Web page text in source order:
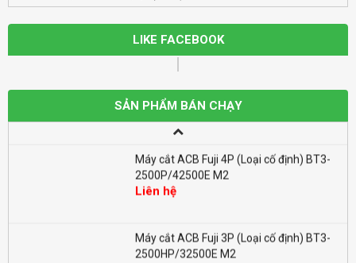
LIKE FACEBOOK
SẢN PHẨM BÁN CHẠY
Liên hệ
Aptomat MCCB Fuji (Loại cố định)
BW32AAG-2P 10A 2.5kA
Liên hệ
Máy cắt ACB Fuji 4P (Loại cố định) BT3-
2500P/42500E M2
Liên hệ
Máy cắt ACB Fuji 3P (Loại cố định) BT3-
2500HP/32500E M2